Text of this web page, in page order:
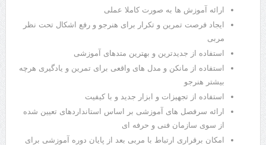
ارائه آموزش ها به صورت کاملا عملی
ایجاد فرصت تمرین و تکرار برای هنرجو و رفع اشکال تحت نظر
مربی
استفاده از جدیدترین و بهترین متدهای آموزشی
استفاده از مانکن و مدل های واقعی برای تمرین و یادگیری هرچه
بیشتر هنرجو
استفاده از تجهیزات و ابزار جدید و با کیفیت
ارائه سرفصل های آموزشی بر اساس استانداردهای تعیین شده
از سوی سازمان فنی و حرفه ای
امکان برقراری ارتباط با مربی بعد از پایان دوره آموزشی برای